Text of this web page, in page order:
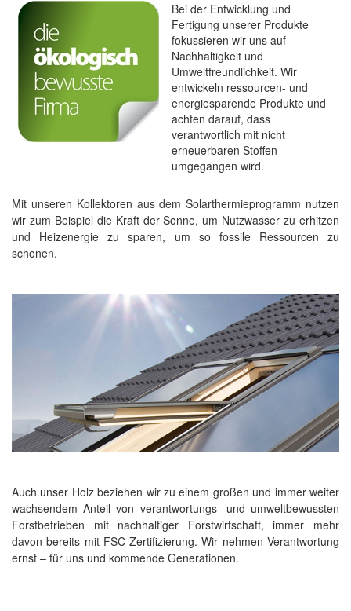
Bei der Entwicklung und
Fertigung unserer Produkte
fokussieren wir uns auf
Nachhaltigkeit und
Umweltfreundlichkeit. Wir
entwickeln ressourcen- und
energiesparende Produkte und
achten darauf, dass
verantwortlich mit nicht
erneuerbaren Stoffen
umgegangen wird.
Mit unseren Kollektoren aus dem Solarthermieprogramm nutzen
wir zum Beispiel die Kraft der Sonne, um Nutzwasser zu erhitzen
und Heizenergie zu sparen, um so fossile Ressourcen zu
schonen.
Auch unser Holz beziehen wir zu einem großen und immer weiter
wachsendem Anteil von verantwortungs- und umweltbewussten
Forstbetrieben mit nachhaltiger Forstwirtschaft, immer mehr
davon bereits mit FSC-Zertifizierung. Wir nehmen Verantwortung
ernst – für uns und kommende Generationen.